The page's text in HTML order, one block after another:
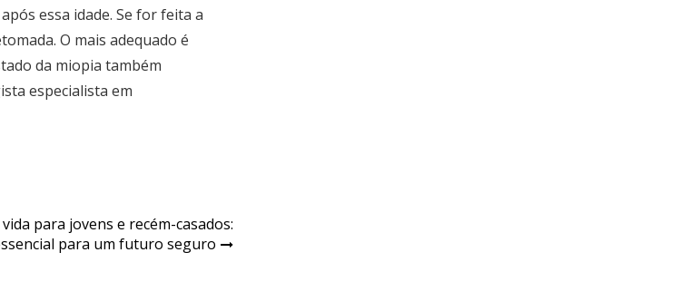
essa idade. Se for feita a
O mais adequado é
da miopia também
especialista em
para jovens e recém-casados:
para um futuro seguro